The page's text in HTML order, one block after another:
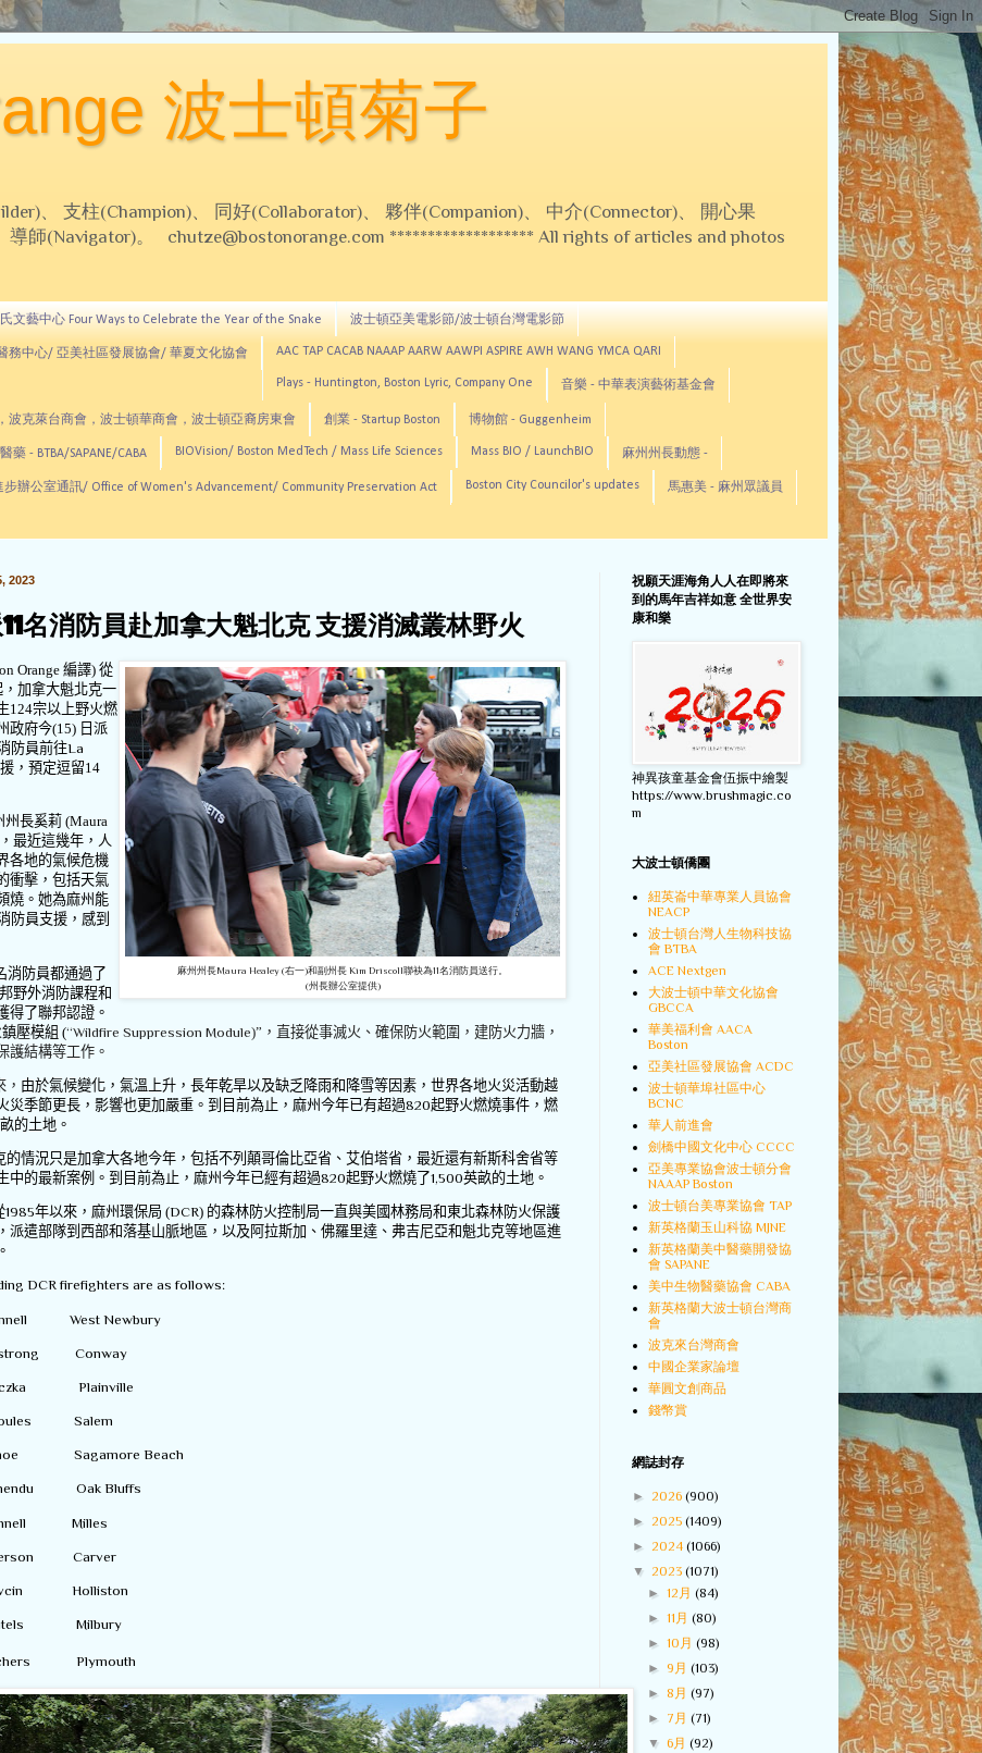
波士頓菊子
、 支柱(Champion)、 同好(Collaborator)、 夥伴(Companion)、 中介(Connector)、 開心果
導師(Navigator)。 chutze@bostonorange.com ******************* All rights of articles and photos
文藝中心 Four Ways to Celebrate the Year of the Snake 波士頓亞美電影節/波士頓台灣電影節
務中心/ 亞美社區發展協會/ 華夏文化協會 AAC TAP CACAB NAAAP AARW AAWPI ASPIRE AWH WANG YMCA QARI
Plays - Huntington, Boston Lyric, Company One 音樂 - 中華表演藝術基金會
，波克萊台商會，波士頓華商會，波士頓亞裔房東會 創業 - Startup Boston 博物館 - Guggenheim
藥 - BTBA/SAPANE/CABA BIOVision/ Boston MedTech / Mass Life Sciences Mass BIO / LaunchBIO 麻州州長動態 -
辦公室通訊/ Office of Women's Advancement/ Community Preservation Act Boston City Councilor's updates 馬惠美 - 麻州眾議員
2023
名消防員赴加拿大魁北克 支援消滅叢林野火
麻州州長Maura Healey (右一)和副州長 Kim Driscoll聯袂為11名消防員送行。
(州長辦公室提供)
Orange 編譯) 從
，加拿大魁北克一
124宗以上野火燃
政府今(15) 日派
防員前往La
，預定逗留14
州長奚莉 (Maura
最近這幾年，人
各地的氣候危機
衝擊，包括天氣
燒。她為麻州能
防員支援，感到
消防員都通過了
野外消防課程和
得了聯邦認證。
壓模組 (“Wildfire Suppression Module)” ，直接從事滅火、確保防火範圍，建防火力牆，
護結構等工作。
由於氣候變化，氣溫上升，長年乾旱以及缺乏降雨和降雪等因素，世界各地火災活動越
災季節更長，影響也更加嚴重。到目前為止，麻州今年已有超過820起野火燃燒事件，燃
的土地。
的情況只是加拿大各地今年，包括不列顛哥倫比亞省、艾伯塔省，最近還有新斯科舍省等
中的最新案例。到目前為止，麻州今年已經有超過820起野火燃燒了1,500英畝的土地。
1985年以來，麻州環保局 (DCR) 的森林防火控制局一直與美國林務局和東北森林防火保護
派遣部隊到西部和落基山脈地區，以及阿拉斯加、佛羅里達、弗吉尼亞和魁北克等地區進
DCR firefighters are as follows:
West Newbury
Conway
Plainville
Salem
Sagamore Beach
Oak Bluffs
Milles
Carver
Holliston
Milbury
Plymouth
祝願天涯海角人人在即將來
到的馬年吉祥如意 全世界安
康和樂
神異孩童基金會伍振中繪製
https://www.brushmagic.co
m
大波士頓僑團
紐英崙中華專業人員協會
NEACP
波士頓台灣人生物科技協
會 BTBA
ACE Nextgen
大波士頓中華文化協會
GBCCA
華美福利會 AACA
Boston
亞美社區發展協會 ACDC
波士頓華埠社區中心
BCNC
華人前進會
劍橋中國文化中心 CCCC
亞美專業協會波士頓分會
NAAAP Boston
波士頓台美專業協會 TAP
新英格蘭玉山科協 MJNE
新英格蘭美中醫藥開發協
會 SAPANE
美中生物醫藥協會 CABA
新英格蘭大波士頓台灣商
會
波克來台灣商會
中國企業家論壇
華圓文創商品
錢幣賞
網誌封存
► 2026 (900)
► 2025 (1409)
► 2024 (1066)
▼ 2023 (1071)
►12月(84)
►11月(80)
►10月(98)
►9月(103)
► 8月(97)
► 7月(71)
▼6月(92)